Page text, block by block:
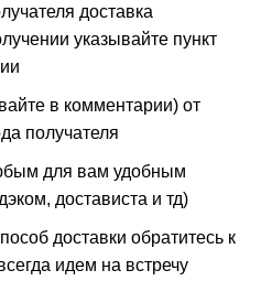
доставка
указывайте пункт
в комментарии) от
получателя
для вам удобным
достависта и тд)
доставки обратитесь к
идем на встречу